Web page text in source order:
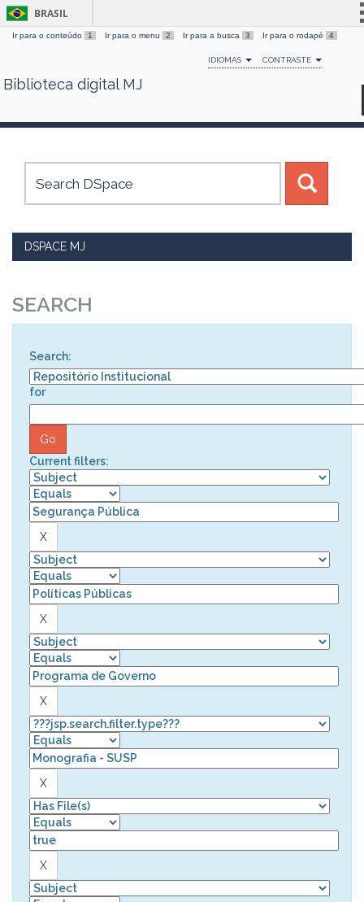
Skip
BRASIL
Simplifique!
Comunica BR
Canais
Ir para o conteúdo 1 Ir para o menu 2 Ir para a busca 3 Ir para o rodapé 4
IDIOMAS CONTRASTE
Biblioteca digital MJ
DSPACE MJ
SEARCH
Search:
for
Current filters: